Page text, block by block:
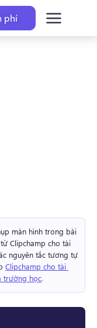
phí
màn hình trong bài
Clipchamp cho tài
nguyên tắc tương tự
Clipchamp cho tài
trường học.